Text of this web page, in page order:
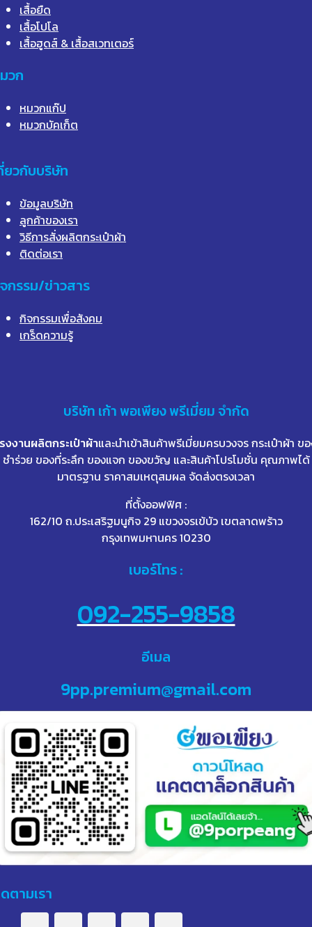
เสื้อยืด
เสื้อโปโล
เสื้อฮูดส์ & เสื้อสเวทเตอร์
วก
หมวกแก๊ป
หมวกบัคเก็ต
ยวกับบริษัท
ข้อมูลบริษัท
ลูกค้าของเรา
วิธีการสั่งผลิตกระเป๋าผ้า
ติดต่อเรา
กรรม/ข่าวสาร
กิจกรรมเพื่อสังคม
เกร็ดความรู้
บริษัท เก้าพอเพียง พรีเมี่ยม จำกัด
งงานผลิตกระเป๋าผ้าและนำเข้าสินค้าพรีเมี่ยมครบวงจร กระเป๋าผ้า ข
ชำร่วย ของที่ระลึก ของแจก ของขวัญ และสินค้าโปรโมชั่น คุณภาพได้
มาตรฐาน ราคาสมเหตุสมผล จัดส่งตรงเวลา
ที่ตั้งออฟฟิศ :
162/10 ถ.ประเสริฐมนูกิจ 29 แขวงจรเข้บัว เขตลาดพร้าว
กรุงเทพมหานคร 10230
เบอร์โทร :
092-255-9858
อีเมล
9pp.premium@gmail.com
ตามเรา